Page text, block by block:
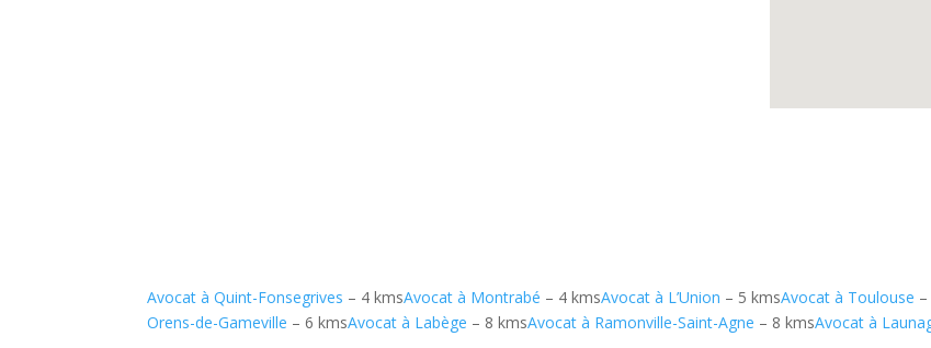
Avocat à Quint-Fonsegrives – 4 kmsAvocat à Montrabé – 4 kmsAvocat à L’Union – 5 kmsAvocat à Toulouse
Orens-de-Gameville – 6 kmsAvocat à Labège – 8 kmsAvocat à Ramonville-Saint-Agne – 8 kmsAvocat à